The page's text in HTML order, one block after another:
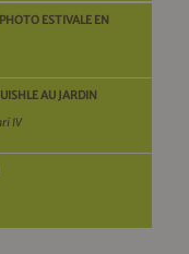
ESTIVALE EN
AU JARDIN
IV